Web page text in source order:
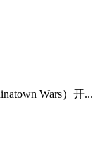
Wars）开...